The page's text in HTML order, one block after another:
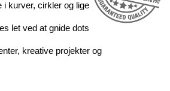
i kurver, cirkler og lige
let ved at gnide dots
kreative projekter og